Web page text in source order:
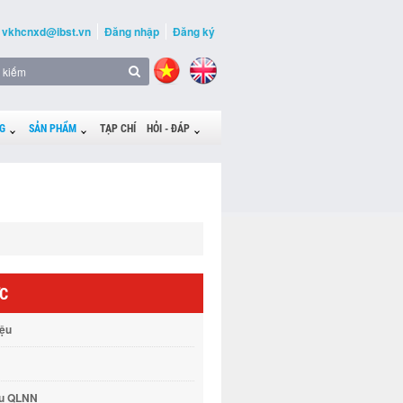
vkhcnxd@ibst.vn Đăng nhập Đăng ký
SẢN PHẨM TẠP CHÍ HỎI - ĐÁP
QLNN